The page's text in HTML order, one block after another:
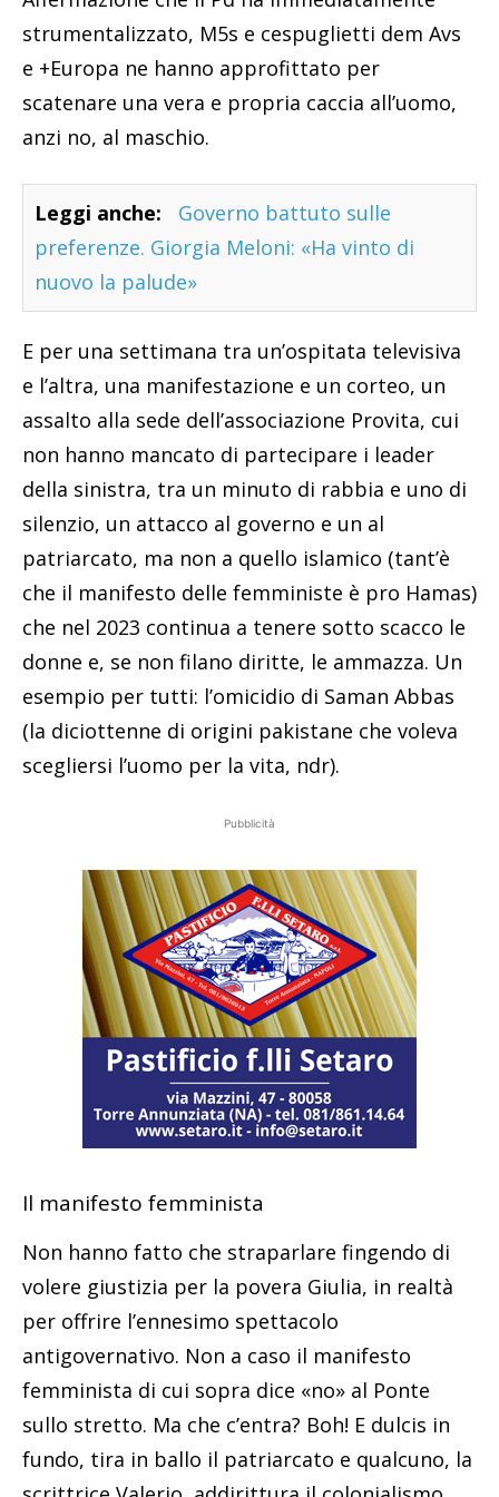
strumentalizzato, M5s e cespuglietti dem Avs
e +Europa ne hanno approfittato per
scatenare una vera e propria caccia all’uomo,
anzi no, al maschio.
Leggi anche:
Governo battuto sulle
preferenze. Giorgia Meloni: «Ha vinto di
nuovo la palude»
E per una settimana tra un’ospitata televisiva
e l’altra, una manifestazione e un corteo, un
assalto alla sede dell’associazione Provita, cui
non hanno mancato di partecipare i leader
della sinistra, tra un minuto di rabbia e uno di
silenzio, un attacco al governo e un al
patriarcato, ma non a quello islamico (tant’è
che il manifesto delle femministe è pro Hamas)
che nel 2023 continua a tenere sotto scacco le
donne e, se non filano diritte, le ammazza. Un
esempio per tutti: l’omicidio di Saman Abbas
(la diciottenne di origini pakistane che voleva
scegliersi l’uomo per la vita, ndr).
Pubblicità
Il manifesto femminista
Non hanno fatto che straparlare fingendo di
volere giustizia per la povera Giulia, in realtà
per offrire l’ennesimo spettacolo
antigovernativo. Non a caso il manifesto
femminista di cui sopra dice «no» al Ponte
sullo stretto. Ma che c’entra? Boh! E dulcis in
fundo, tira in ballo il patriarcato e qualcuno, la